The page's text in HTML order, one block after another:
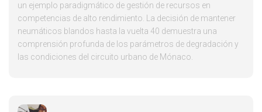
un ejemplo paradigmático de gestión de recursos en
competencias de alto rendimiento. La decisión de mantener
neumáticos blandos hasta la vuelta 40 demuestra una
comprensión profunda de los parámetros de degradación y
las condiciones del circuito urbano de Mónaco.